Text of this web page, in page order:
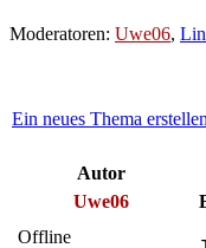
Moderatoren: Uwe06,
Ein neues Thema erstellen
Autor
Uwe06
Offline